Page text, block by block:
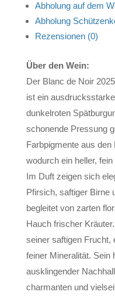
Abholung auf dem
Abholung
Rezensionen (0)
Über den Wein:
Der Blanc de Noir
ist ein
dunkelroten
schonende Pressung
Farbpigmente aus
wodurch ein heller,
Im Duft zeigen sich
Pfirsich, saftiger Birne
begleitet von zarten
Hauch frischer
seiner saftigen Frucht,
feiner Mineralität. Sein
ausklingender
charmanten und